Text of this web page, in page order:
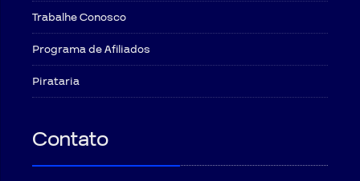
Trabalhe Conosco
Programa de Afiliados
Pirataria
Contato